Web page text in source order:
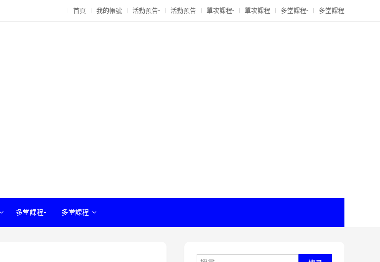
首頁 我的帳號 活動預告- 活動預告 單次課程- 單次課程 多堂課程- 多堂課程
多堂課程- 多堂課程